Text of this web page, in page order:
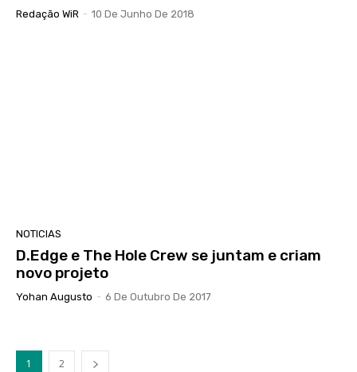
Redação WiR - 10 De Junho De 2018
NOTICIAS
D.Edge e The Hole Crew se juntam e criam
novo projeto
Yohan Augusto - 6 De Outubro De 2017
1 2